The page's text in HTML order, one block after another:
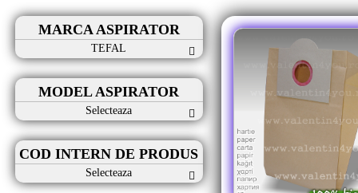
MARCA ASPIRATOR
TEFAL
MODEL ASPIRATOR
Selecteaza
COD INTERN DE PRODUS
Selecteaza